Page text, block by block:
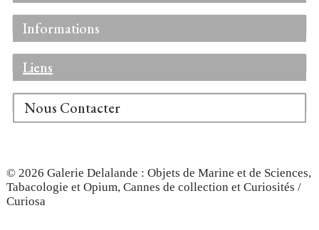
Informations
Liens
Nous Contacter
© 2026 Galerie Delalande : Objets de Marine et de Sciences,
Tabacologie et Opium, Cannes de collection et Curiosités /
Curiosa